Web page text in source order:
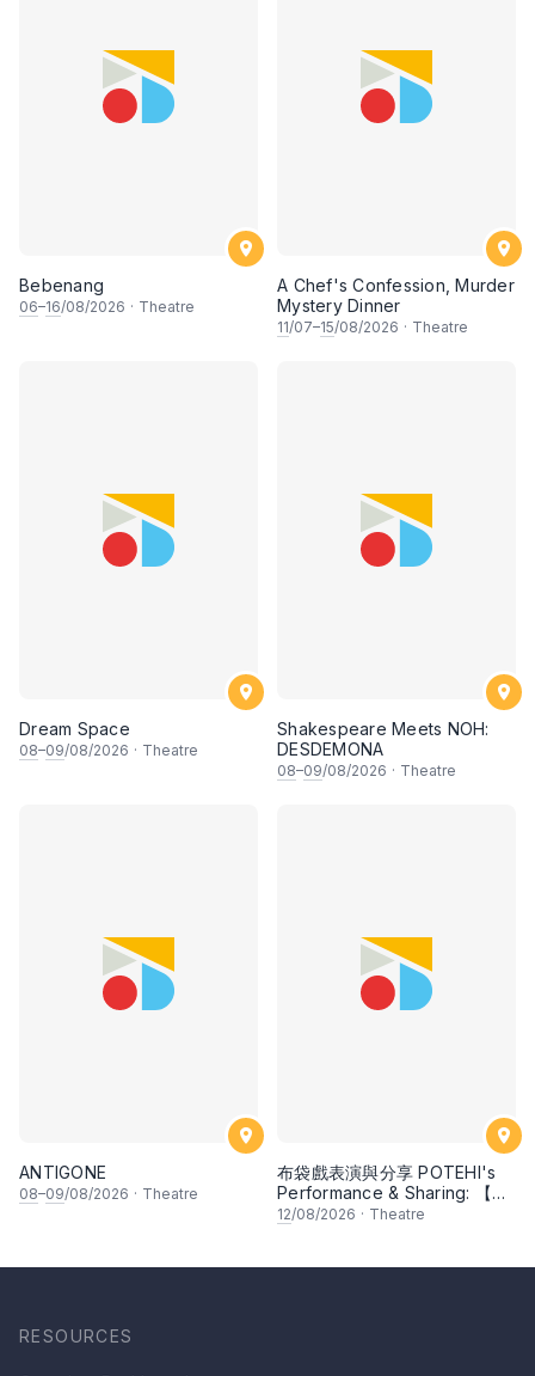
Bebenang
06–16/08/2026 · Theatre
A Chef's Confession, Murder
Mystery Dinner
11/07–15/08/2026 · Theatre
Dream Space
08–09/08/2026 · Theatre
Shakespeare Meets NOH:
DESDEMONA
08–09/08/2026 · Theatre
ANTIGONE
08–09/08/2026 · Theatre
布袋戲表演與分享 POTEHI's
Performance & Sharing: 【邂
逅檳榔 Kisah Pulau Pinang】
Prefecture】【兩個獵人 The
12/08/2026 · Theatre
RESOURCES